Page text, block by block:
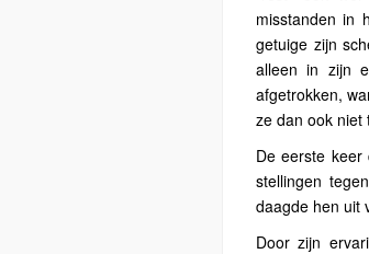
misstanden in
getuige zijn
alleen in zijn
afgetrokken,
ze dan ook niet
De eerste
stellingen
daagde hen uit
Door zijn